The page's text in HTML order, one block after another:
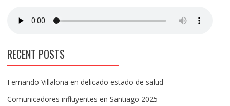
RECENT POSTS
Fernando Villalona en delicado estado de salud
Comunicadores influyentes en Santiago 2025